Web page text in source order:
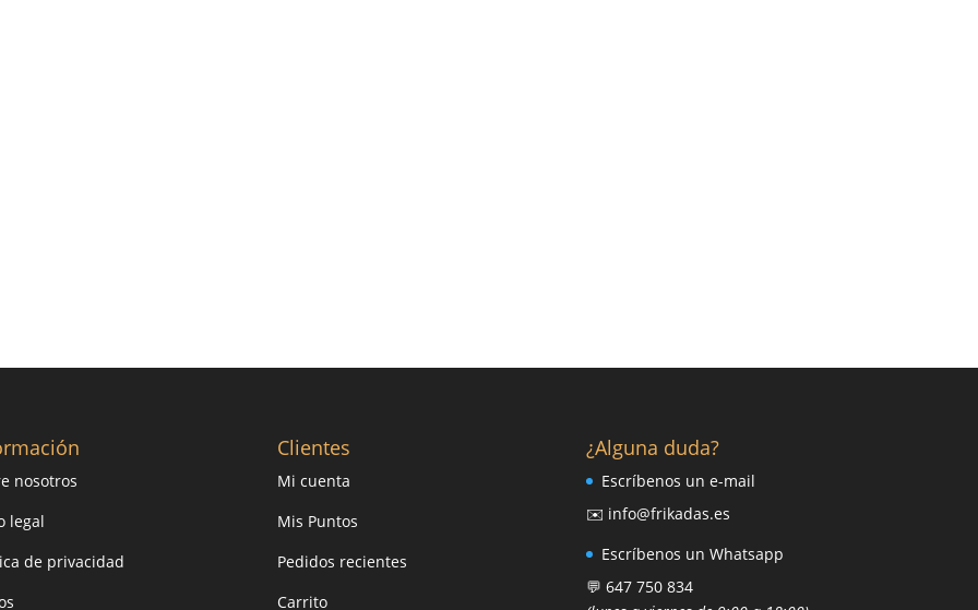
nosotros
legal
de privacidad
Clientes
Mi cuenta
Mis Puntos
Pedidos recientes
Carrito
¿Alguna duda?
Escríbenos un e-mail
✉️ info@frikadas.es
Escríbenos un Whatsapp
💬 647 750 834